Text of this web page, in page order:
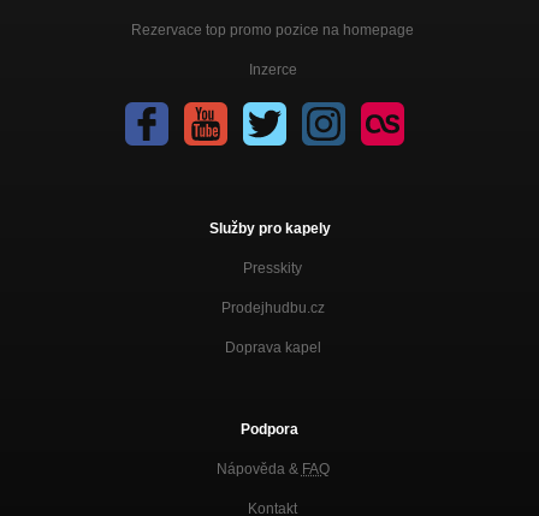
Rezervace top promo pozice na homepage
Inzerce
Služby pro kapely
Presskity
Prodejhudbu.cz
Doprava kapel
Podpora
Nápověda & FAQ
Kontakt